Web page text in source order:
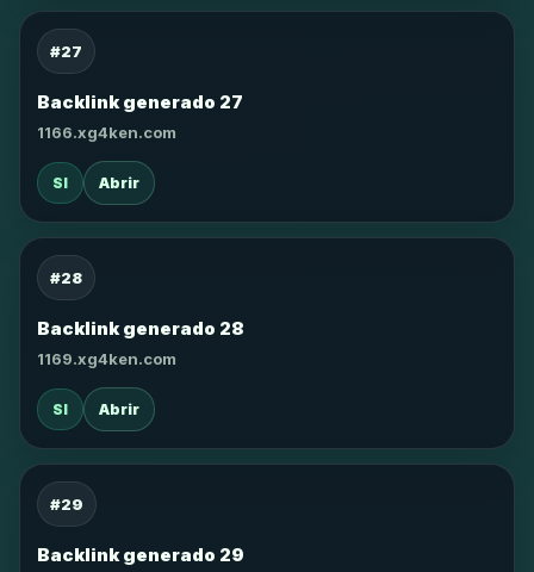
#27
Backlink generado 27
1166.xg4ken.com
SI Abrir
#28
Backlink generado 28
1169.xg4ken.com
SI Abrir
#29
Backlink generado 29